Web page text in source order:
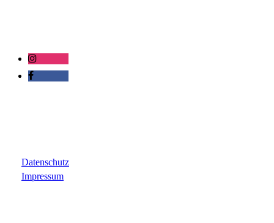
Datenschutz
Impressum